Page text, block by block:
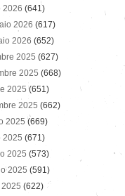
2026 (641)
2026 (617)
2026 (652)
2025 (627)
2025 (668)
2025 (651)
2025 (662)
2025 (669)
2025 (671)
2025 (573)
2025 (591)
(622)